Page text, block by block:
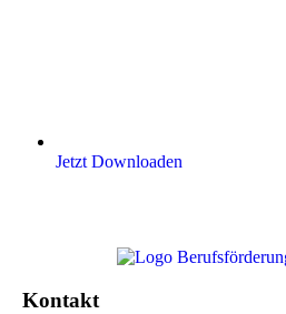
Jetzt Downloaden
Kontakt